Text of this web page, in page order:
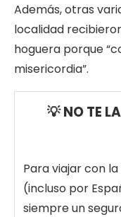
Además, otras
localidad
hoguera porque
misericordia”.
💡 NO TE
Para viajar con
(incluso por
siempre un